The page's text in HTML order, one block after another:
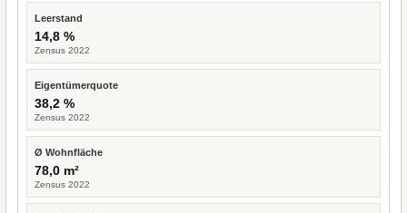
Leerstand
14,8 %
Zensus 2022
Eigentümerquote
38,2 %
Zensus 2022
Ø Wohnfläche
78,0 m²
Zensus 2022